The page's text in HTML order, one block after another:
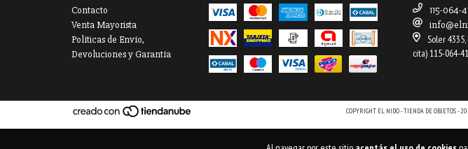
Contacto
Venta Mayorista
Políticas de Envío,
Devoluciones y Garantía
115-064-
Soler
cita) 115-064-
COPYRIGHT EL NIDO - TIENDA DE OBJETOS -